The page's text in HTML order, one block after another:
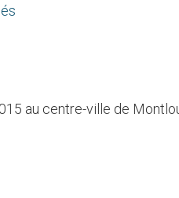
au centre-ville de